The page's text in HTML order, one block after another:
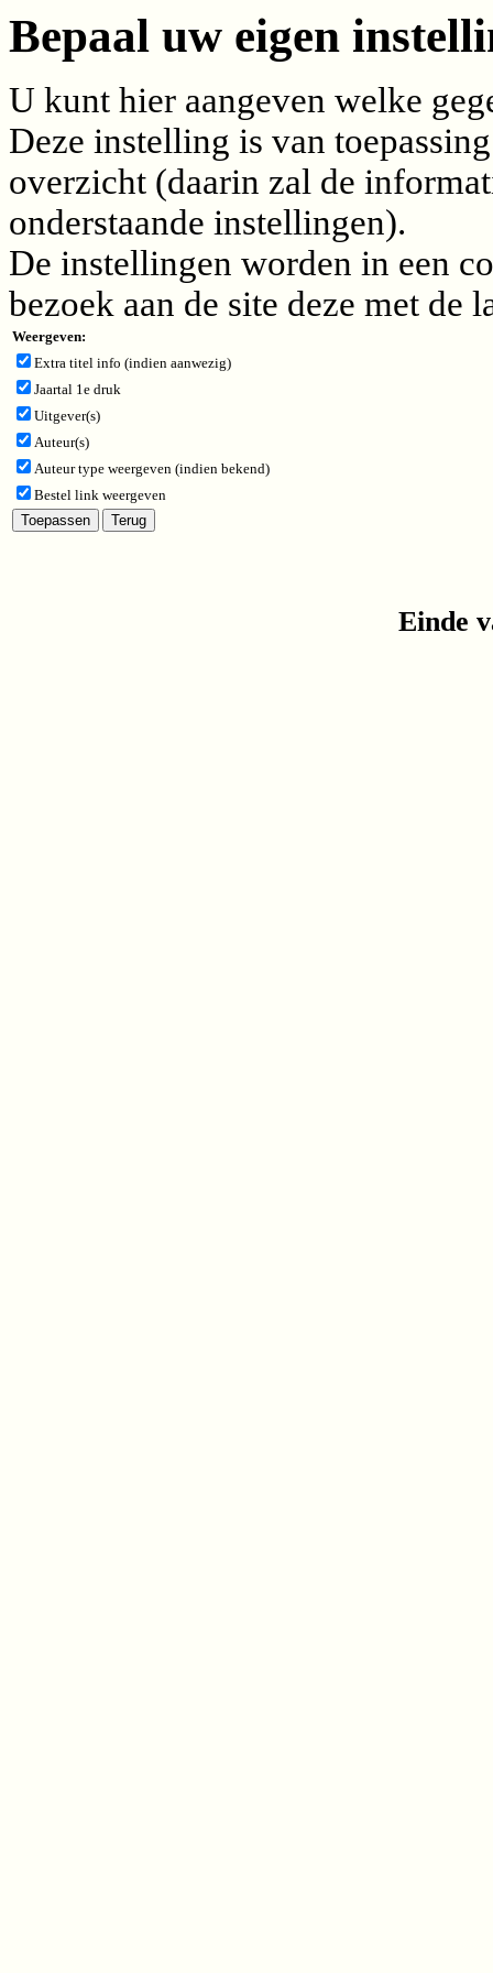
Bepaal uw eigen
U kunt hier aangeven welke
Deze instelling is van
overzicht (daarin zal de
onderstaande instellingen).
De instellingen worden in een
bezoek aan de site deze met de
Weergeven:
Extra titel info (indien aanwezig)
Jaartal 1e druk
Uitgever(s)
Auteur(s)
Auteur type weergeven (indien bekend)
Bestel link weergeven
Einde